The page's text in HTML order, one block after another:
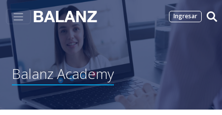
Ingresar
BalanzAcademy